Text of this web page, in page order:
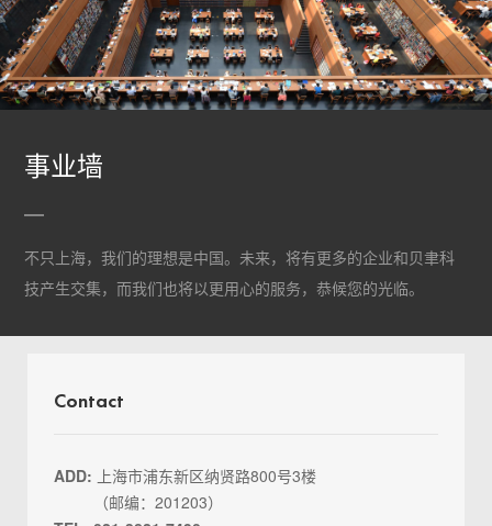
事业墙
不只上海，我们的理想是中国。未来，将有更多的企业和贝聿科
技产生交集，而我们也将以更用心的服务，恭候您的光临。
Contact
ADD: 上海市浦东新区纳贤路800号3楼
（邮编：201203）